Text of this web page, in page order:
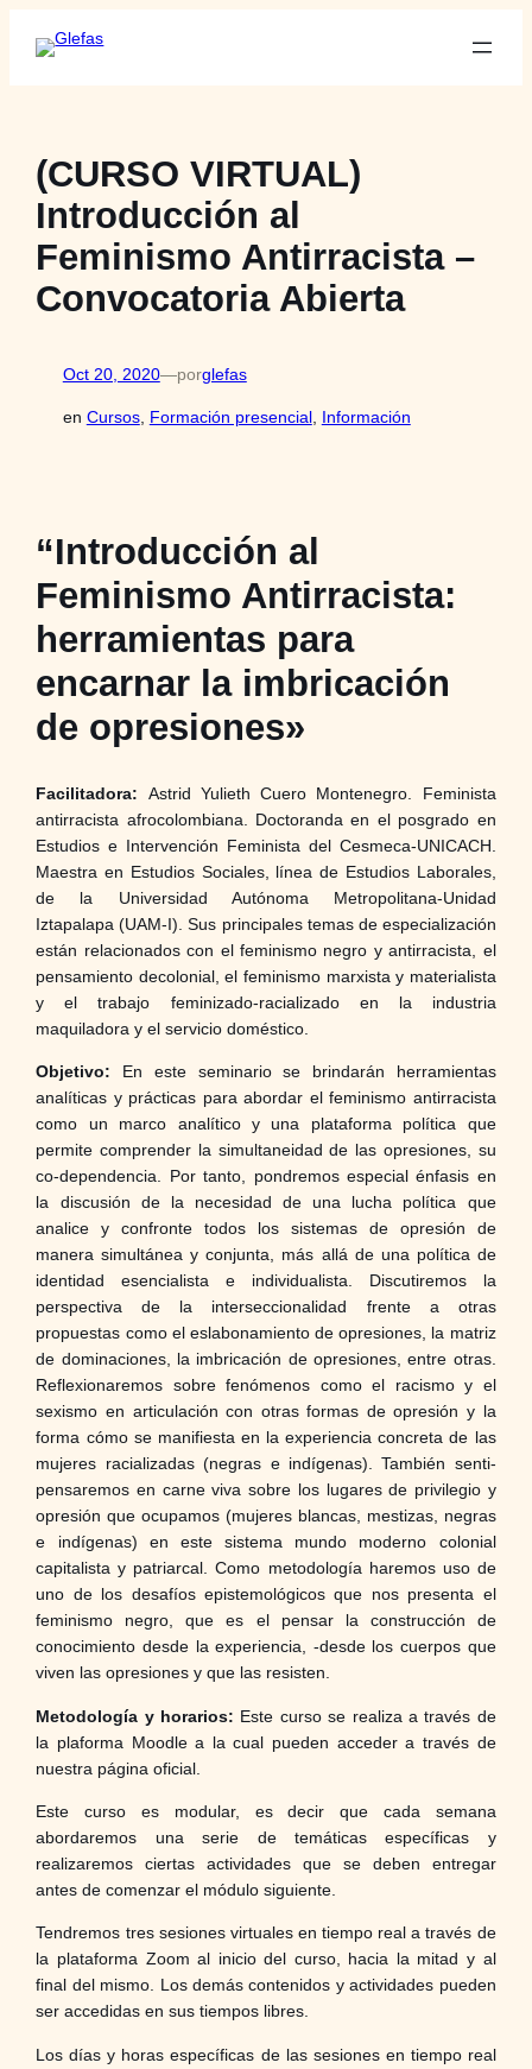
(CURSO VIRTUAL)
Introducción al
Feminismo Antirracista –
Convocatoria Abierta
Oct 20, 2020—porglefas
en Cursos, Formación presencial, Información
“Introducción al
Feminismo Antirracista:
herramientas para
encarnar la imbricación
de opresiones»
Facilitadora: Astrid Yulieth Cuero Montenegro. Feminista
antirracista afrocolombiana. Doctoranda en el posgrado en
Estudios e Intervención Feminista del Cesmeca-UNICACH.
Maestra en Estudios Sociales, línea de Estudios Laborales,
de la Universidad Autónoma Metropolitana-Unidad
Iztapalapa (UAM-I). Sus principales temas de especialización
están relacionados con el feminismo negro y antirracista, el
pensamiento decolonial, el feminismo marxista y materialista
y el trabajo feminizado-racializado en la industria
maquiladora y el servicio doméstico.
Objetivo: En este seminario se brindarán herramientas
analíticas y prácticas para abordar el feminismo antirracista
como un marco analítico y una plataforma política que
permite comprender la simultaneidad de las opresiones, su
co-dependencia. Por tanto, pondremos especial énfasis en
la discusión de la necesidad de una lucha política que
analice y confronte todos los sistemas de opresión de
manera simultánea y conjunta, más allá de una política de
identidad esencialista e individualista. Discutiremos la
perspectiva de la interseccionalidad frente a otras
propuestas como el eslabonamiento de opresiones, la matriz
de dominaciones, la imbricación de opresiones, entre otras.
Reflexionaremos sobre fenómenos como el racismo y el
sexismo en articulación con otras formas de opresión y la
forma cómo se manifiesta en la experiencia concreta de las
mujeres racializadas (negras e indígenas). También senti-
pensaremos en carne viva sobre los lugares de privilegio y
opresión que ocupamos (mujeres blancas, mestizas, negras
e indígenas) en este sistema mundo moderno colonial
capitalista y patriarcal. Como metodología haremos uso de
uno de los desafíos epistemológicos que nos presenta el
feminismo negro, que es el pensar la construcción de
conocimiento desde la experiencia, -desde los cuerpos que
viven las opresiones y que las resisten.
Metodología y horarios: Este curso se realiza a través de
la plaforma Moodle a la cual pueden acceder a través de
nuestra página oficial.
Este curso es modular, es decir que cada semana
abordaremos una serie de temáticas específicas y
realizaremos ciertas actividades que se deben entregar
antes de comenzar el módulo siguiente.
Tendremos tres sesiones virtuales en tiempo real a través de
la plataforma Zoom al inicio del curso, hacia la mitad y al
final del mismo. Los demás contenidos y actividades pueden
ser accedidas en sus tiempos libres.
Los días y horas específicas de las sesiones en tiempo real